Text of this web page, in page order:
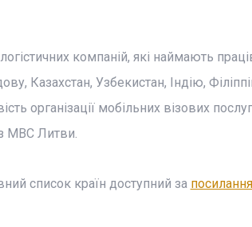
компаній, які наймають
Казахстан, Узбекистан, Індію,
організації мобільних візових
МВС Литви.
список країн доступний за